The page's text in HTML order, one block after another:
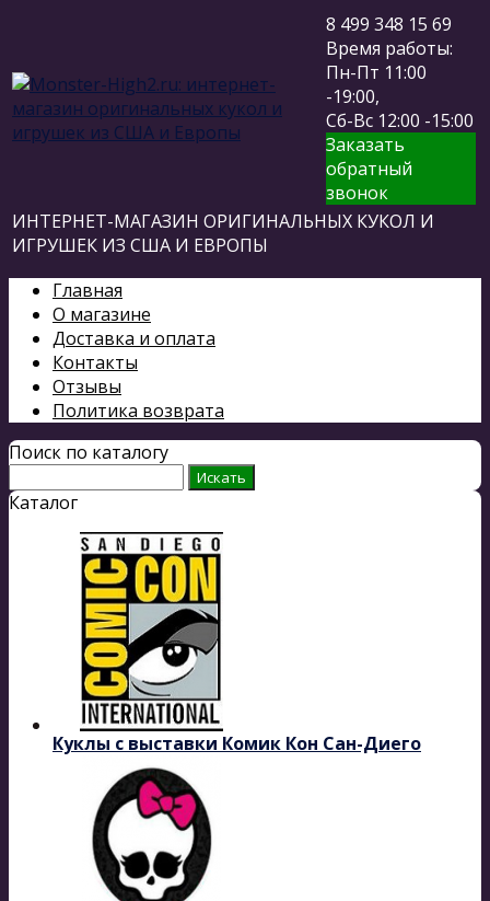
8 499 348 15 69
Время работы:
Пн-Пт 11:00
-19:00,
Сб-Вс 12:00 -15:00
Заказать
обратный
звонок
ИНТЕРНЕТ-МАГАЗИН ОРИГИНАЛЬНЫХ КУКОЛ И
ИГРУШЕК ИЗ США И ЕВРОПЫ
Главная
О магазине
Доставка и оплата
Контакты
Отзывы
Политика возврата
Поиск по каталогу
Каталог
Куклы с выставки Комик Кон Сан-Диего